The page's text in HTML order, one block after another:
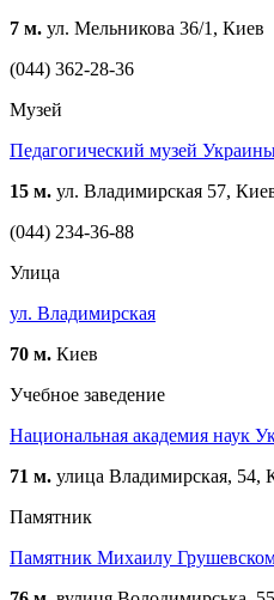
7 м. ул. Мельникова 36/1, Киев
(044) 362-28-36
Музей
Педагогический музей
15 м. ул. Владимирская 57,
(044) 234-36-88
Улица
ул. Владимирская
70 м. Киев
Учебное заведение
Национальная академия наук
71 м. улица Владимирская, 54,
Памятник
Памятник Михаилу